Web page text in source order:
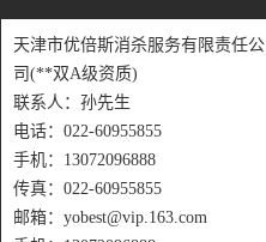
天津市优倍斯消杀服务有限责任公
司(**双A级资质)
联系人：孙先生
电话：022-60955855
手机：13072096888
传真：022-60955855
邮箱：yobest@vip.163.com